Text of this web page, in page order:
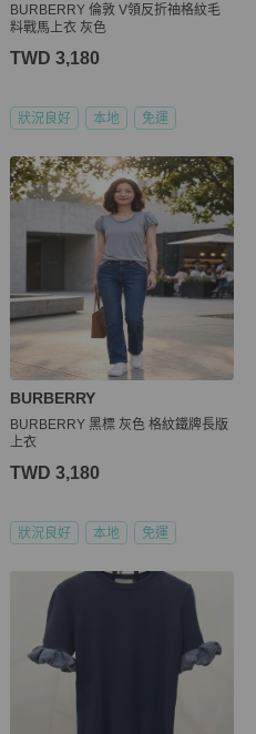
BURBERRY 倫敦 V領反折䄂格紋毛
料戰馬上衣 灰色
TWD 3,180
狀況良好 本地 免運
BURBERRY
BURBERRY 黑標 灰色 格紋鐵牌長版
上衣
TWD 3,180
狀況良好 本地 免運